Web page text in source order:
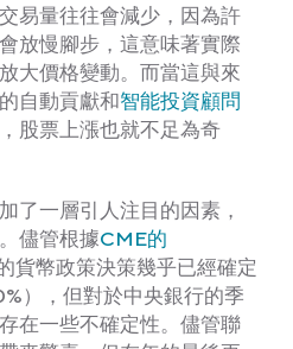
易量往往會減少，因為許
放慢腳步，這意味著實際
大價格變動。而當這與來
自動貢獻和智能投資顧問
股票上漲也就不足為奇
了一層引人注目的因素，
儘管根據CME的
貨幣政策決策幾乎已經確定
），但對於中央銀行的季
在一些不確定性。儘管聯